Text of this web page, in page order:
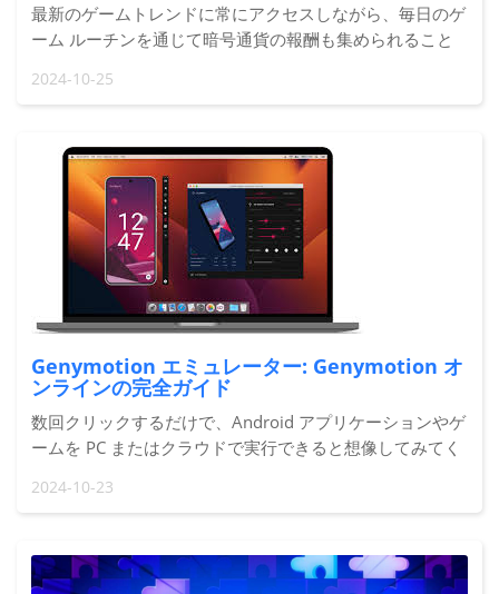
最新のゲームトレンドに常にアクセスしながら、毎日のゲ
ーム ルーチンを通じて暗号通貨の報酬も集められること
MemeFi が登場し、楽しみとお金が出会う空間を作り出し
2024-10-25
Genymotion エミュレーター: Genymotion オ
ンラインの完全ガイド
数回クリックするだけで、Android アプリケーションやゲ
ームを PC またはクラウドで実行できると想像してみてく
Android エミュレーター Genymotion が提供するもので
を簡素化することを目的としています。でも、待って
2024-10-23